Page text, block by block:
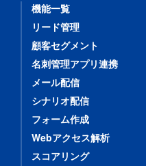
機能一覧
リード管理
顧客セグメント
名刺管理アプリ連携
メール配信
シナリオ配信
フォーム作成
Webアクセス解析
スコアリング